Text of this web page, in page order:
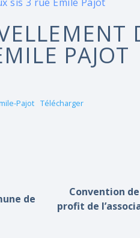
PAJOT
Pajot Télécharger
de
Convention
profit de